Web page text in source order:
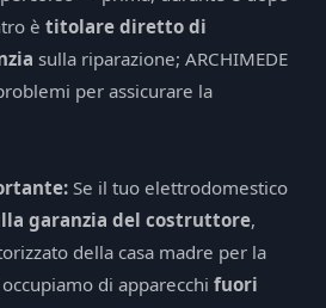
ètitolare diretto di
sulla riparazione; ARCHIMEDE
per assicurare la
Se il tuo elettrodomestico
garanzia del costruttore,
della casa madre per la
di apparecchifuori